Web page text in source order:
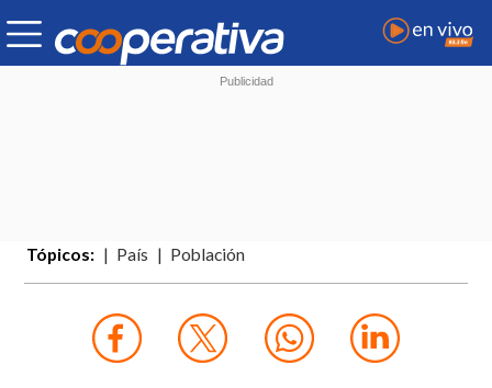
Tópicos: País Población